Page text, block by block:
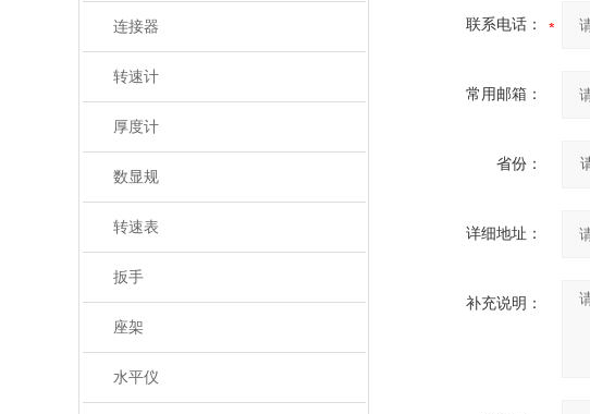
连接器
转速计
厚度计
数显规
转速表
扳手
座架
水平仪
联系电话：
常用邮箱：
省份：
详细地址：
补充说明：